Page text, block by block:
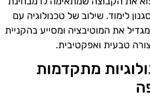
לימוד. שילוב של טכנולוגיה עם
את המוטיבציה ומסייע בהקניית
טבעית ואפקטיבית.
מתקדמות